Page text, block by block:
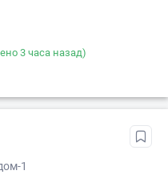
3 часа назад)
1